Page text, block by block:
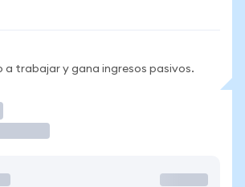
a trabajar y gana ingresos pasivos.